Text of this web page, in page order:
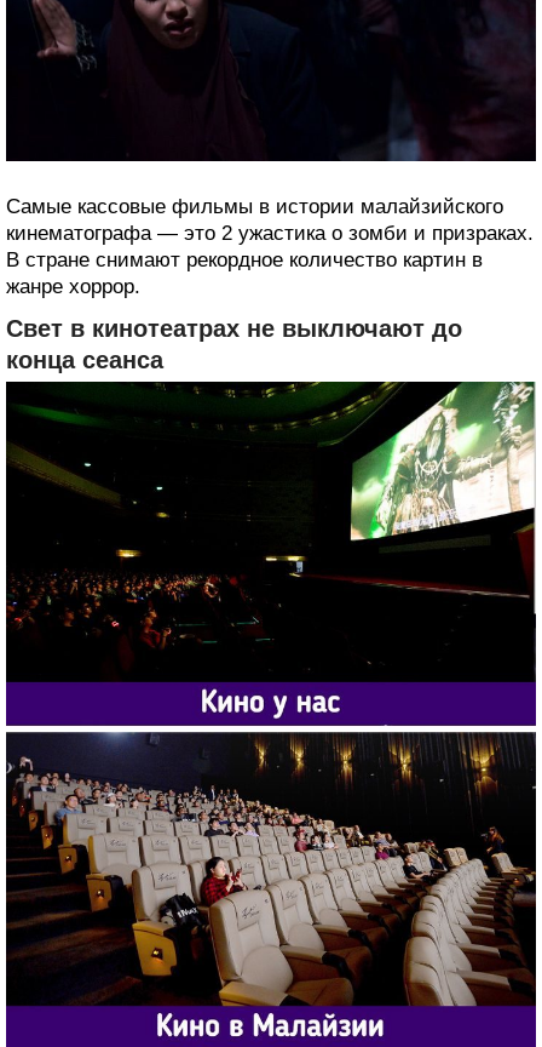
Самые кассовые фильмы в истории малайзийского
кинематографа — это 2 ужастика о зомби и призраках.
В стране снимают рекордное количество картин в
жанре хоррор.
Свет в кинотеатрах не выключают до
конца сеанса